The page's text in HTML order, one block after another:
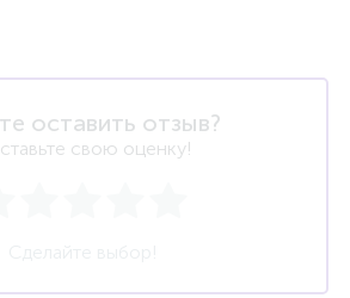
оставить отзыв?
свою оценку!